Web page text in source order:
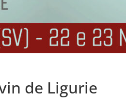
de Ligurie